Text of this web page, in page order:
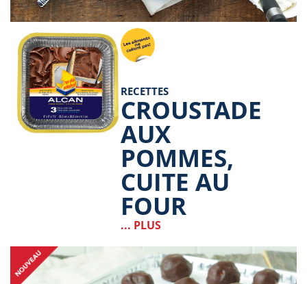
RECETTES
CROUSTADE
AUX
POMMES,
CUITE AU
FOUR
... PLUS